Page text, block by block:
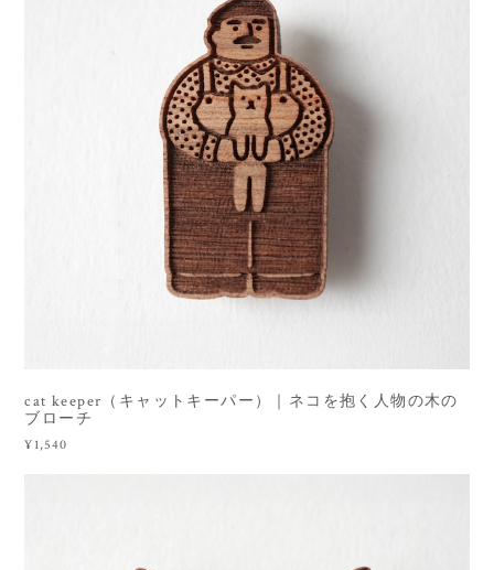
cat keeper（キャットキーパー）｜ネコを抱く人物の木の
ブローチ
¥1,540